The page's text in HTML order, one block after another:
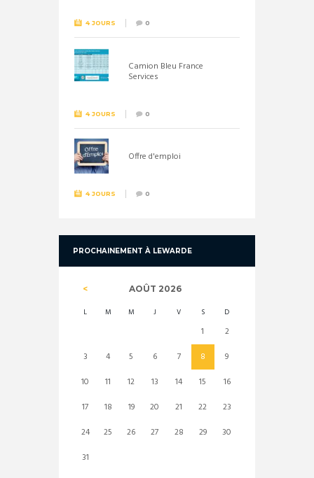
4 JOURS 0
Camion Bleu France
Services
4 JOURS 0
Offre d'emploi
4 JOURS 0
PROCHAINEMENT À LEWARDE
AOÛT 2026
L M M J V S D
1
2
3
4 5 6 7 8
9
10
11 12 13 14 15
16
17
18 19 20 21 22
23
24
25 26 27 28 29
30
31